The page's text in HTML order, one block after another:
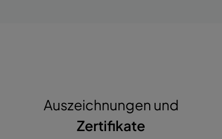
Auszeichnungen und
Zertifikate